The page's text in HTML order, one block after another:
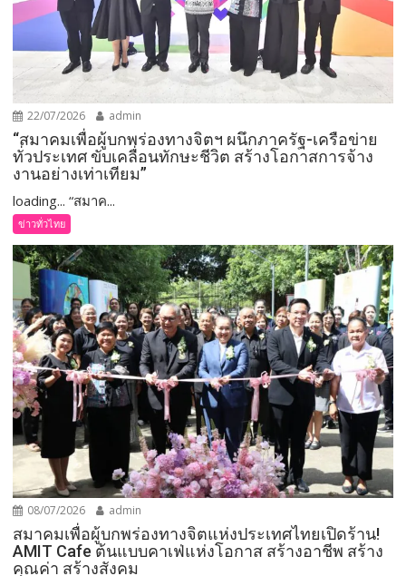
22/07/2026 admin
“สมาคมเพื่อผู้บกพร่องทางจิตฯ ผนึกภาครัฐ-เครือข่าย
ทั่วประเทศ ขับเคลื่อนทักษะชีวิต สร้างโอกาสการจ้าง
งานอย่างเท่าเทียม”
loading... “สมาค...
ข่าวทั่วไทย
08/07/2026 admin
สมาคมเพื่อผู้บกพร่องทางจิตแห่งประเทศไทยเปิดร้าน!
AMIT Cafe ต้นแบบคาเฟ่แห่งโอกาส สร้างอาชีพ สร้าง
คุณค่า สร้างสังคม